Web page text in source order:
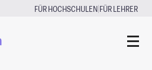
FÜR HOCHSCHULEN|FÜR LEHRER